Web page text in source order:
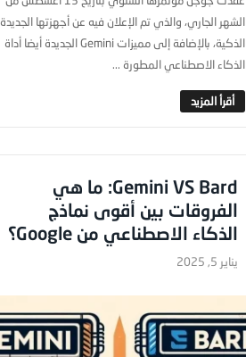
الشهر الجاري، والذي تم الإعلان فيه عن أجهزتها الجديدة
الذكية، بالإضافة إلى مميزات Gemini الجديدة أيضا أداة
الذكاء الاصطناعي المطورة ...
‎أقرأ المزيد
Gemini VS Bard: ما هي
الفروقات بين أقوى نماذج
الذكاء الاصطناعي من Google؟
يناير 5, 2025